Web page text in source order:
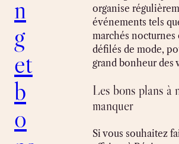
n
g
et
b
o
organise
événements tels
marchés nocturnes
défilés de mode,
grand bonheur des
Les bons plans à
manquer
Si vous souhaitez